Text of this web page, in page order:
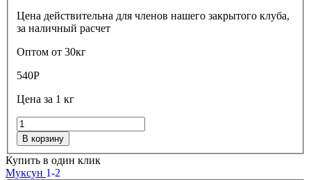
Цена действительна для членов нашего закрытого клуба,
за наличный расчет
Оптом от 30кг
540Р
Цена за 1 кг
В корзину
Купить в один клик
Муксун 1-2